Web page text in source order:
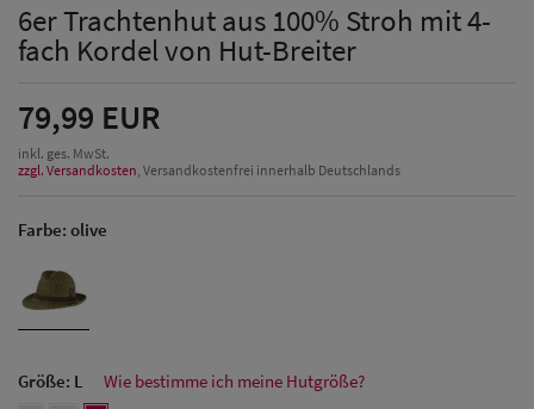
6er Trachtenhut aus 100% Stroh mit 4-
fach Kordel von Hut-Breiter
79,99 EUR
inkl. ges. MwSt.
zzgl. Versandkosten, Versandkostenfrei innerhalb Deutschlands
Farbe: olive
Größe: L
Wie bestimme ich meine Hutgröße?